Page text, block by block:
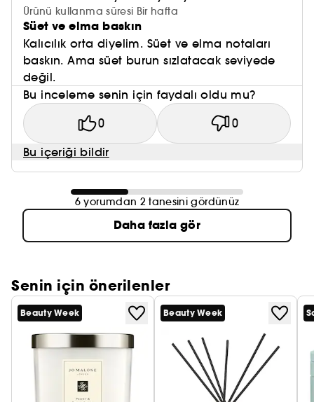
Ürünü kullanma süresi Bir hafta
Süet ve elma baskın
Kalıcılık orta diyelim. Süet ve elma notaları
baskın. Ama süet burun sızlatacak seviyede
değil.
Bu inceleme senin için faydalı oldu mu?
0 0
Bu içeriği bildir
6 yorumdan 2 tanesini gördünüz
Daha fazla gör
Senin için önerilenler
Beauty Week Beauty Week